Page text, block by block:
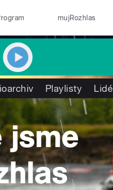
mujRozhlas
Playlisty Lidé